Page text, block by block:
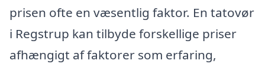
prisen ofte en væsentlig faktor. En tatovør
i Regstrup kan tilbyde forskellige priser
afhængigt af faktorer som erfaring,